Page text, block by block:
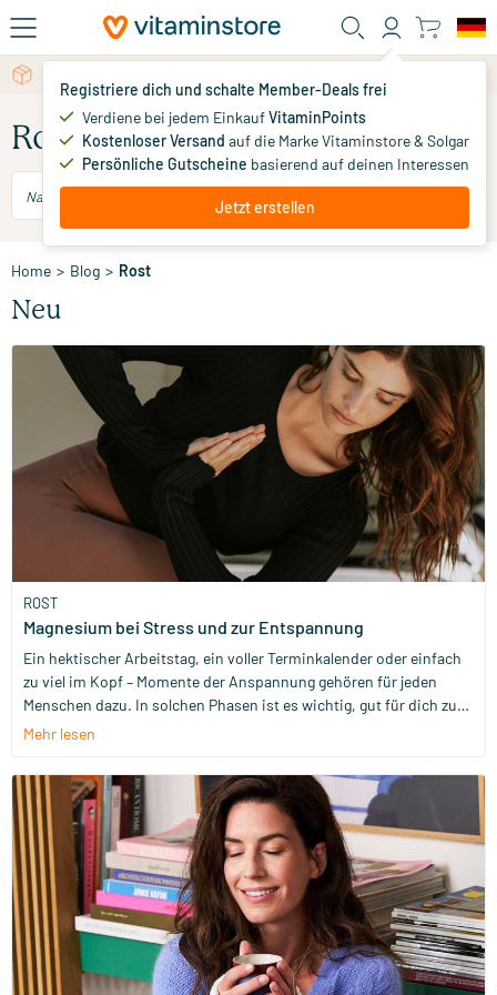
Zum Hauptinhalt
Registriere dich und schalte Member-Deals frei
Verdiene bei jedem EinkaufVitaminPoints
Kostenloser Versand auf die Marke Vitaminstore & Solgar
Persönliche Gutscheine basierend auf deinen Interessen
Jetzt erstellen
Rost
Home > Blog > Rost
Neu
ROST
Magnesium bei Stress und zur Entspannung
Ein hektischer Arbeitstag, ein voller Terminkalender oder einfach
zu viel im Kopf – Momente der Anspannung gehören für jeden
Menschen dazu. In solchen Phasen ist es wichtig, gut für dich zu
sorgen. Magnesium ist ein Mineralstoff, der zu einer normalen
psychischen Funktion beiträgt. Außerdem trägt Magnesium zur
Verringerung von Müdigkeit und Ermüdung bei. In diesem Blog
schauen wir uns an, was Stress genau ist und wie der Körper
darauf reagiert.
Mehr lesen